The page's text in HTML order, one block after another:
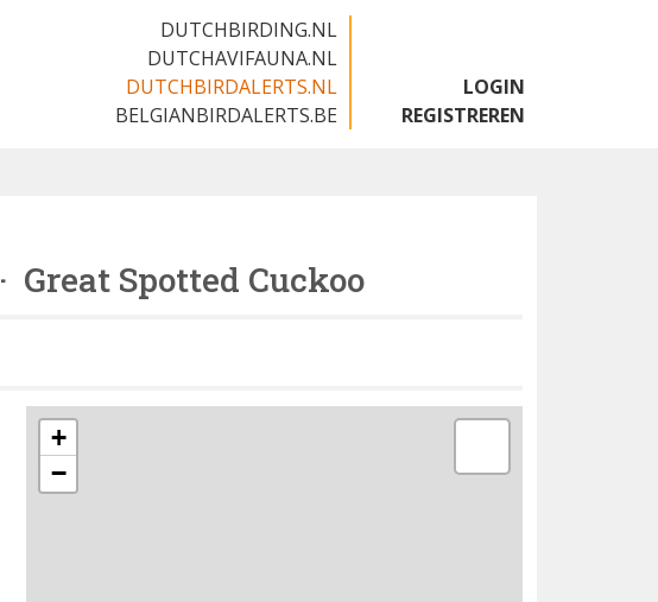
DUTCHBIRDING.NL
DUTCHAVIFAUNA.NL
DUTCHBIRDALERTS.NL
BELGIANBIRDALERTS.BE
LOGIN
REGISTREREN
· Great Spotted Cuckoo
+
−